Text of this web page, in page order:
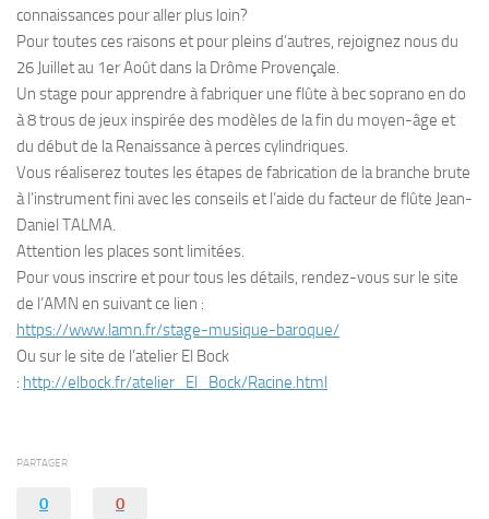
connaissances pour aller plus loin?
Pour toutes ces raisons et pour pleins d’autres, rejoignez nous du
26 Juillet au 1er Août dans la Drôme Provençale.
Un stage pour apprendre à fabriquer une flûte à bec soprano en do
à 8 trous de jeux inspirée des modèles de la fin du moyen-âge et
du début de la Renaissance à perces cylindriques.
Vous réaliserez toutes les étapes de fabrication de la branche brute
à l’instrument fini avec les conseils et l’aide du facteur de flûte Jean-
Daniel TALMA.
Attention les places sont limitées.
Pour vous inscrire et pour tous les détails, rendez-vous sur le site
de l’AMN en suivant ce lien :
https://www.lamn.fr/stage-musique-baroque/
Ou sur le site de l’atelier El Bock
: http://elbock.fr/atelier_El_Bock/Racine.html
PARTAGER
0 0